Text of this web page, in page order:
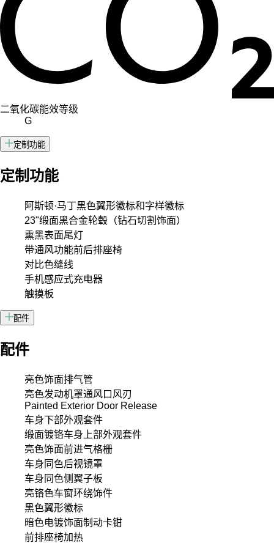
二氧化碳能效等级
G
定制功能
定制功能
阿斯顿·马丁黑色翼形徽标和字样徽标
23"缎面黑合金轮毂（钻石切割饰面）
熏黑表面尾灯
带通风功能前后排座椅
对比色缝线
手机感应式充电器
触摸板
配件
配件
亮色饰面排气管
亮色发动机罩通风口风刃
Painted Exterior Door Release
车身下部外观套件
缎面镀铬车身上部外观套件
亮色饰面前进气格栅
车身同色后视镜罩
车身同色侧翼子板
亮铬色车窗环绕饰件
黑色翼形徽标
暗色电镀饰面制动卡钳
前排座椅加热